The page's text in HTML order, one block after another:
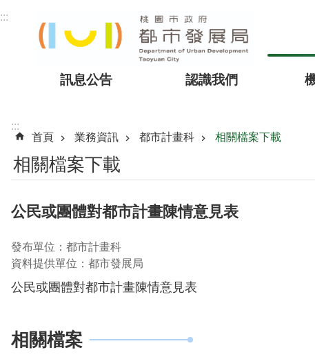
跳到主要內容區塊
:::
訊息公告 認識我們
:::
首頁
業務資訊 都市計畫科 相關檔案下載
相關檔案下載
公民或團體對都市計畫陳情意見表
發布單位：都市計畫科
資料提供單位：都市發展局
公民或團體對都市計畫陳情意見表
相關檔案